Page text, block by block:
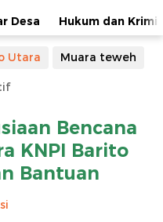
Desa Hukum dan
Utara Muara teweh
Bencana
KNPI Barito
Bantuan